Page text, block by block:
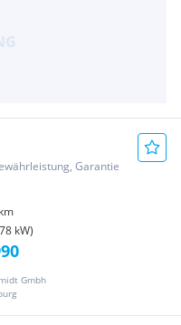
Garantie
km
kW)
Gmbh